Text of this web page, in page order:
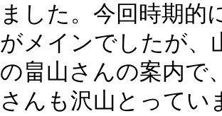
ました。今回時期的
がメインでしたが、
の畠山さんの案内で
さんも沢山とってい